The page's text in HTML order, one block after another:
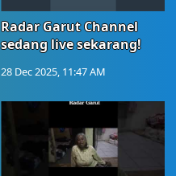
Radar Garut Channel
sedang live sekarang!
28 Dec 2025, 11:47 AM